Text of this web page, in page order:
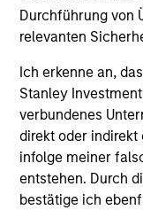
Durchführung von
relevanten
Ich erkenne an,
Stanley
verbundenes
direkt oder
infolge meiner
entstehen. Durch
bestätige ich
Die Angaben zur
nicht annualisiert.
Anteilsklassen
sowie den Kosten
bevor Sie eine
Der Einsatz von
eine relativ kleine
unverhältnismäßig
als auch im
damit auch im Wert